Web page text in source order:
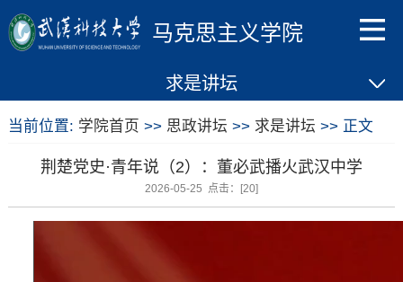
马克思主义学院
求是讲坛
当前位置: 学院首页 >> 思政讲坛 >> 求是讲坛 >> 正文
荆楚党史·青年说（2）：董必武播火武汉中学
2026-05-25 点击：[20]